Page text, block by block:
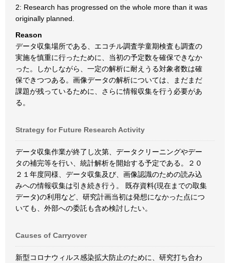
2: Research has progressed on the whole more than it was
originally planned.
Reason
データ収集場所である、エコチル調査学童期検査も調査の
実施を慎重に行ったために、当初の予定数を確保できなか
った。しかしながら、一定の解析に耐えうる対象者数は確
保できつつある。画像データの解析については、まだまだ
課題が残っているために、さらに情報収集を行う必要があ
る。
Strategy for Future Research Activity
データ収集作業が終了し次第、データクリーニングやデー
タの補完等を行い、統計解析を開始する予定である。２０
２１年度同様、データ収集及び、画像認識のための読み込
みへの情報収集は引き続き行う。 既存資料(現在までの取集
データ)の利用など、研究計画当初は発想になかった点につ
いても、外部への委託も含め検討したい。
Causes of Carryover
新型コロナウィルス感染拡大防止のために、研究打ち合わ